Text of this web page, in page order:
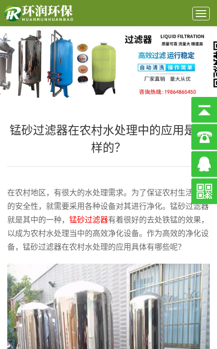
锰砂过滤器在农村水处理中的应用是怎
样的？
在农村地区，有很大的水处理需求。为了保证农村生活用水
的安全性，就需要采用各种设备对其进行净化。锰砂过滤器
就是其中的一种， 锰砂过滤器有着很好的去处铁锰的效果，
以成为农村水处理当中的高效净化设备。作为高效的净化设
备，锰砂过滤器在农村水处理的应用具体有哪些呢？